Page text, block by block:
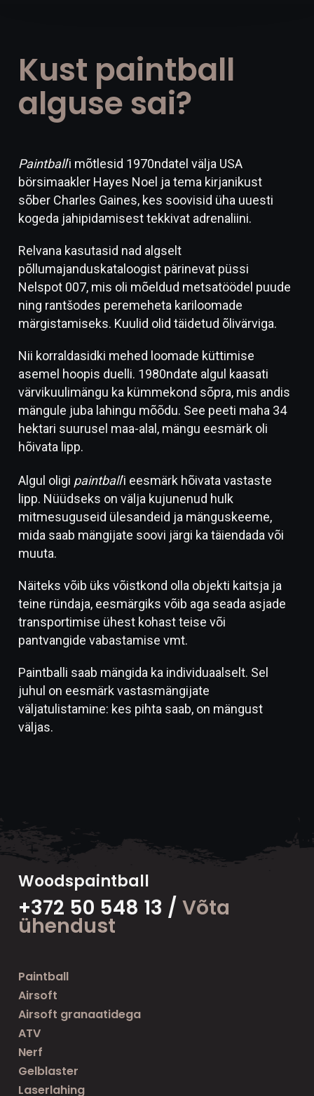
Kust paintball
alguse sai?
Paintball’i mõtlesid 1970ndatel välja USA
börsimaakler Hayes Noel ja tema kirjanikust
sõber Charles Gaines, kes soovisid üha uuesti
kogeda jahipidamisest tekkivat adrenaliini.
Relvana kasutasid nad algselt
põllumajanduskataloogist pärinevat püssi
Nelspot 007, mis oli mõeldud metsatöödel puude
ning rantšodes peremeheta kariloomade
märgistamiseks. Kuulid olid täidetud õlivärviga.
Nii korraldasidki mehed loomade küttimise
asemel hoopis duelli. 1980ndate algul kaasati
värvikuulimängu ka kümmekond sõpra, mis andis
mängule juba lahingu mõõdu. See peeti maha 34
hektari suurusel maa-alal, mängu eesmärk oli
hõivata lipp.
Algul oligi paintball’i eesmärk hõivata vastaste
lipp. Nüüdseks on välja kujunenud hulk
mitmesuguseid ülesandeid ja mänguskeeme,
mida saab mängijate soovi järgi ka täiendada või
muuta.
Näiteks võib üks võistkond olla objekti kaitsja ja
teine ründaja, eesmärgiks võib aga seada asjade
transportimise ühest kohast teise või
pantvangide vabastamise vmt.
Paintballi saab mängida ka individuaalselt. Sel
juhul on eesmärk vastasmängijate
väljatulistamine: kes pihta saab, on mängust
väljas.
Woodspaintball
+372 50 548 13 /Võta
ühendust
Paintball
Airsoft
Airsoft granaatidega
ATV
Nerf
Gelblaster
Laserlahing